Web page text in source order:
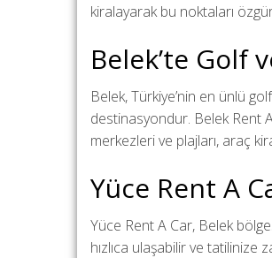
kiralayarak bu noktaları
Belek’te Golf
Belek, Türkiye’nin en ünlü
destinasyondur. Belek Rent
merkezleri ve plajları, araç
Yüce Rent A
Yüce Rent A Car, Belek
hızlıca ulaşabilir ve tatilinize